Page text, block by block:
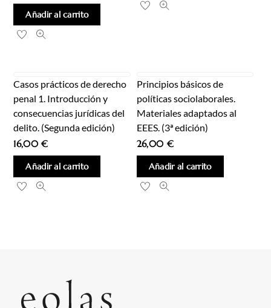
Añadir al carrito
Casos prácticos de derecho
penal 1. Introducción y
consecuencias jurídicas del
delito. (Segunda edición)
16,00€
Añadir al carrito
Principios básicos de
políticas sociolaborales.
Materiales adaptados al
EEES. (3ª edición)
26,00 €
Añadir al carrito